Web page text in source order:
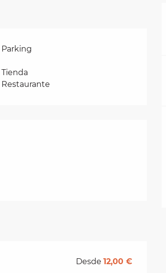
Parking
Tienda
Restaurante
Desde12,00 €